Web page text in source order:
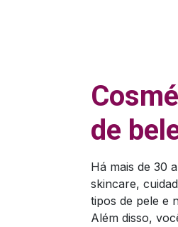
de
Há mais de 30
skincare,
tipos de pele e
Além disso,